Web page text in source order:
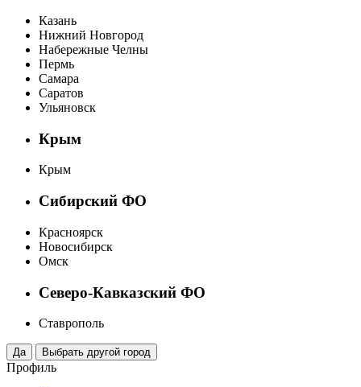
Казань
Нижний Новгород
Набережные Челны
Пермь
Самара
Саратов
Ульяновск
Крым
Крым
Сибирский ФО
Красноярск
Новосибирск
Омск
Северо-Кавказский ФО
Ставрополь
Профиль